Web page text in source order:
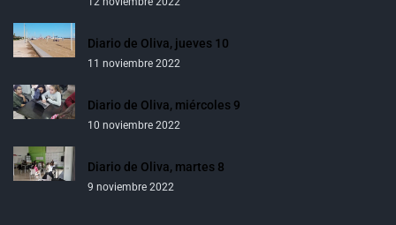
Diario de Oliva, jueves 10
11 noviembre 2022
Diario de Oliva, miércoles 9
10 noviembre 2022
Diario de Oliva, martes 8
9 noviembre 2022